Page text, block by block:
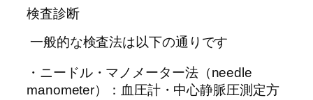
検査診断
一般的な検査法は以下の通りです
・ニードル・マノメーター法（needle
manometer）：血圧計・中心静脈圧測定方